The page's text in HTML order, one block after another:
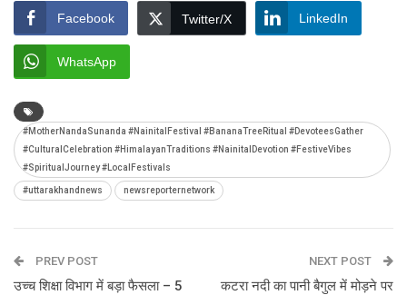
Facebook Twitter/X LinkedIn
WhatsApp
#MotherNandaSunanda #NainitalFestival #BananaTreeRitual #DevoteesGather
#CulturalCelebration #HimalayanTraditions #NainitalDevotion #FestiveVibes
#SpiritualJourney #LocalFestivals
#uttarakhandnews newsreporternetwork
PREV POST
उच्च शिक्षा विभाग में बड़ा फैसला – 5
NEXT POST
कटरा नदी का पानी बैगुल में मोड़ने पर